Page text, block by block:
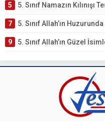
5 5. Sınıf Namazın Kılınışı Testi – Online
7 5. Sınıf Allah’ın Huzurunda Olmak – Namaz İbadeti Testi
9 5. Sınıf Allah’ın Güzel İsimleri Testi – Online